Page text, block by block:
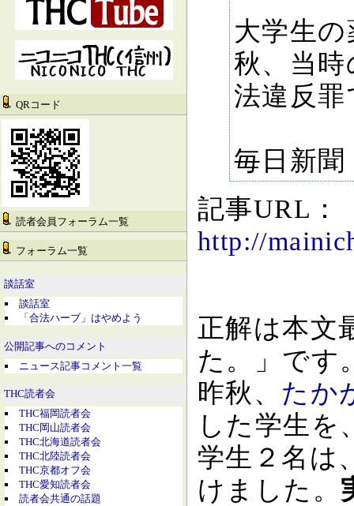
QRコード
読者会員フォーラム一覧
フォーラム一覧
談話室
談話室
「合法ハーブ」はやめよう
公開記事へのコメント
ニュース記事コメント一覧
THC読者会
THC福岡読者会
THC岡山読者会
THC北海道読者会
THC北陸読者会
THC京都オフ会
THC愛知読者会
読者会共通の話題
大学生
秋、当
法違反
毎日新
記事URL：
http://
正解は本文
た。」です
昨秋、 たか
した学生を
学生２名は
けました。